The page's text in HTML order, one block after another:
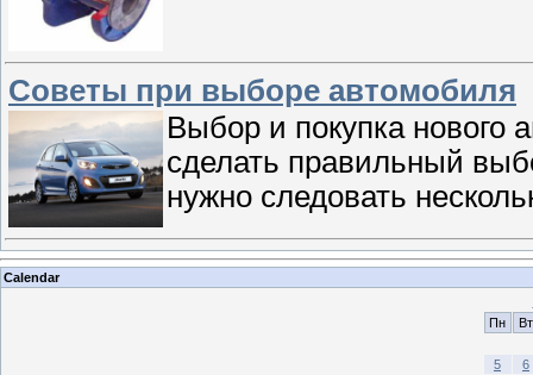
Советы при выборе автомобиля
Выбор и покупка нового
сделать правильный
нужно следовать
Calendar
Пн
Вт
5
6